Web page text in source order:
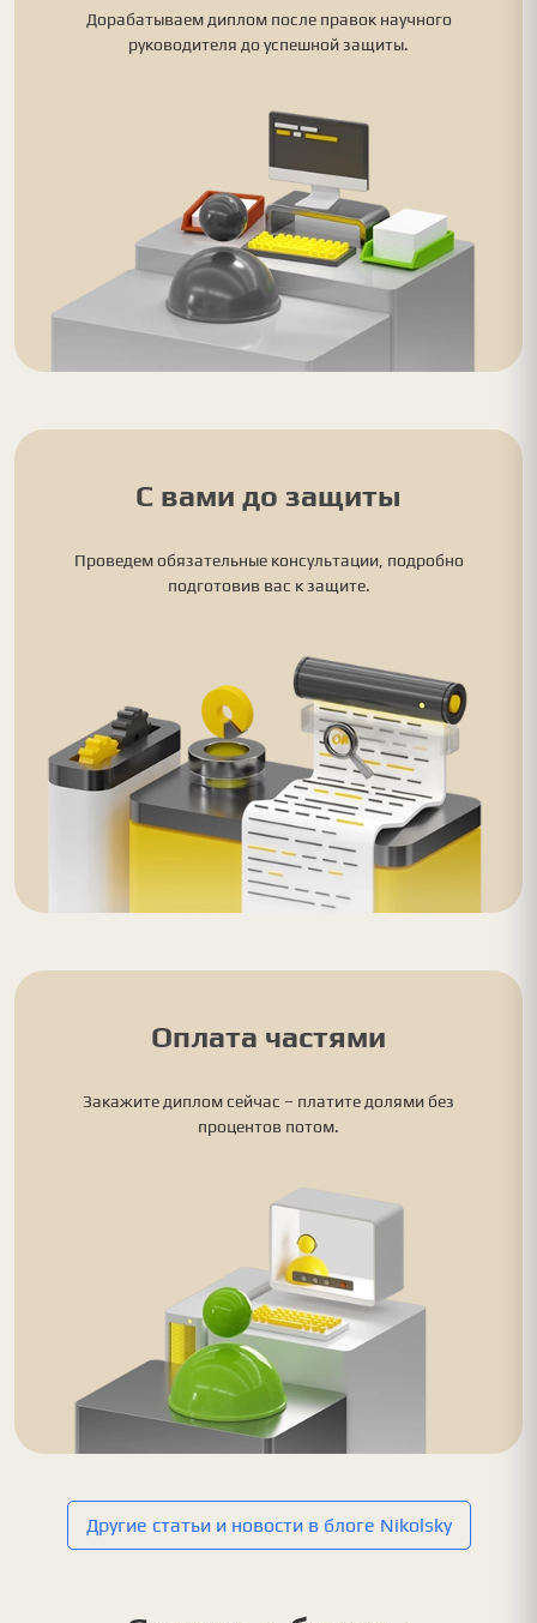
Дорабатываем диплом после правок научного
руководителя до успешной защиты.
С вами до защиты
Проведем обязательные консультации, подробно
подготовив вас к защите.
Оплата частями
Закажите диплом сейчас – платите долями без
процентов потом.
Другие статьи и новости в блоге Nikolsky